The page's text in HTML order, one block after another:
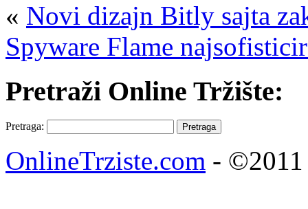
« Novi dizajn Bitly sajta
Spyware Flame
Pretraži Online Tržište:
Pretraga:
OnlineTrziste.com - ©2011